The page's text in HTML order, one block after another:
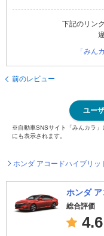
下記のリン
「みん
前のレビュー
ユー
※自動車SNSサイト「みんカラ」
にも表示されます。
ホンダ アコードハイブリ
ホンダ
総合評価
4.6